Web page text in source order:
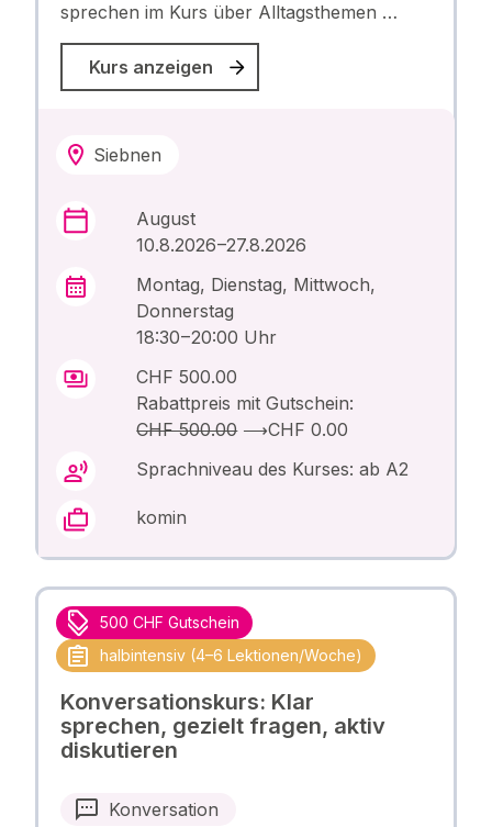
sprechen im Kurs über Alltagsthemen …
Kurs anzeigen
Siebnen
August
10.8.2026 –27.8.2026
Montag, Dienstag, Mittwoch,
Donnerstag
18:30 – 20:00 Uhr
CHF 500.00
Rabattpreis mit Gutschein:
CHF 500.00⟶CHF 0.00
Sprachniveau des Kurses: ab A2
komin
500 CHF Gutschein
halbintensiv (4–6 Lektionen/Woche)
Konversationskurs: Klar
sprechen, gezielt fragen, aktiv
diskutieren
Konversation